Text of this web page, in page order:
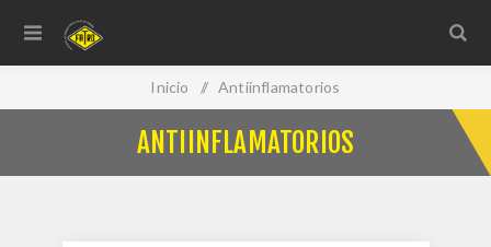
Inicio / Antiinflamatorios
ANTIINFLAMATORIOS